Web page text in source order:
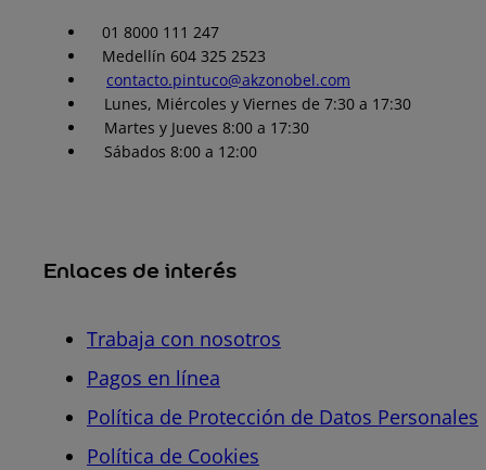
01 8000 111 247
Medellín 604 325 2523
contacto.pintuco@akzonobel.com
Lunes, Miércoles y Viernes de 7:30 a 17:30
Martes y Jueves 8:00 a 17:30
Sábados 8:00 a 12:00
Enlaces de interés
Trabaja con nosotros
Pagos en línea
Política de Protección de Datos Personales
Política de Cookies